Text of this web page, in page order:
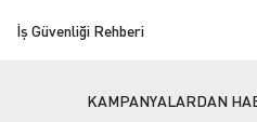
İş Güvenliği Rehberi
KAMPANYALARDAN